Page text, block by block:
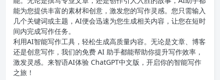
能为您提供丰富的素材和创意，激发您的写作灵感。您只需输入
几个关键词或主题，AI便会迅速为您生成相关内容，让您在短时
间内完成写作任务。
利用AI智能写作工具，轻松生成高质量内容。无论是文章、博客
还是创意写作，我们的免费 AI 助手都能帮助你提升写作效率，
激发灵感。来智语AI体验 ChatGPT中文版 ，开启你的智能写作
之旅！